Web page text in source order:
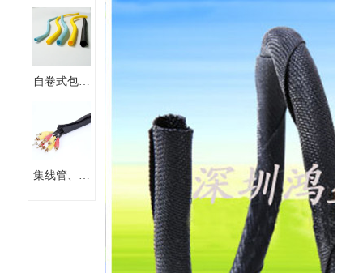
卷式式线束
保护套管编
织套管
自卷式包线
口纺织布套
集线管、粘